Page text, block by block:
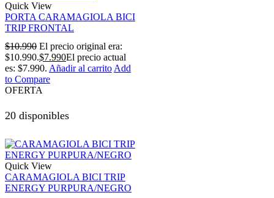
Quick View
PORTA CARAMAGIOLA BICI
TRIP FRONTAL
$10.990 El precio original era:
$10.990.$7.990El precio actual
es: $7.990. Añadir al carrito Add
to Compare
OFERTA
20 disponibles
Quick View
CARAMAGIOLA BICI TRIP
ENERGY PURPURA/NEGRO